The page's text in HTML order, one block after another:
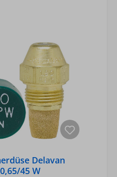
Delavan
0,65/45 W